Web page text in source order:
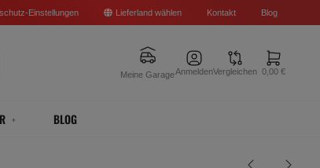
Einstellungen Lieferland wählen Kontakt Blog
Meine GarageAnmeldenVergleichen 0,00 €
BLOG